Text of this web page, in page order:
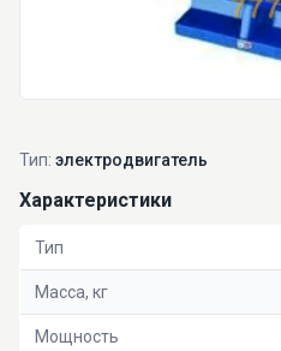
Тип: электродвигатель
Характеристики
Тип
Масса, кг
Мощность